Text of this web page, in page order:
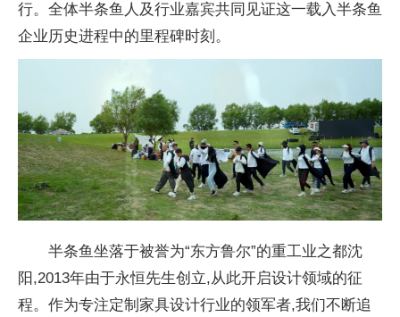
行。全体半条鱼人及行业嘉宾共同见证这一载入半条鱼
企业历史进程中的里程碑时刻。
半条鱼坐落于被誉为“东方鲁尔”的重工业之都沈
阳,2013年由于永恒先生创立,从此开启设计领域的征
程。作为专注定制家具设计行业的领军者,我们不断追